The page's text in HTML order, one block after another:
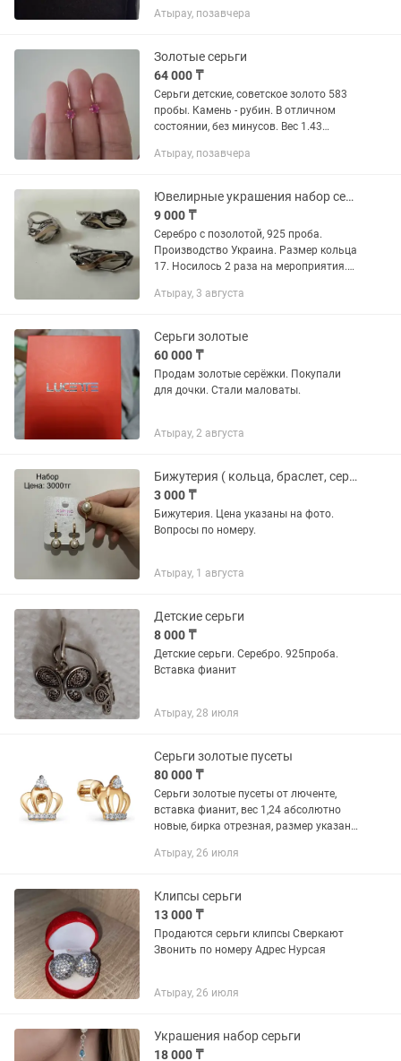
Атырау, позавчера
Золотые серьги
64 000 ₸
Серьги детские, советское золото 583
пробы. Камень - рубин. В отличном
состоянии, без минусов. Вес 1.43
Атырау, позавчера
Ювелирные украшения набор серьги и кольцо
9 000 ₸
Серебро с позолотой, 925 проба.
Производство Украина. Размер кольца
17. Носилось 2 раза на мероприятия.
Атырау, 3 августа
Серьги золотые
60 000 ₸
Продам золотые серёжки. Покупали
для дочки. Стали маловаты.
Атырау, 2 августа
Бижутерия ( кольца, браслет, серьги)
3 000 ₸
Бижутерия. Цена указаны на фото.
Вопросы по номеру.
Атырау, 1 августа
Детские серьги
8 000 ₸
Детские серьги. Серебро. 925проба.
Вставка фианит
Атырау, 28 июля
Серьги золотые пусеты
80 000 ₸
Серьги золотые пусеты от люченте,
вставка фианит, вес 1,24 абсолютно
новые, бирка отрезная, размер указан
Атырау, 26 июля
Клипсы серьги
13 000 ₸
Продаются серьги клипсы Сверкают
Звонить по номеру Адрес Нурсая
Атырау, 26 июля
Украшения набор серьги
18 000 ₸